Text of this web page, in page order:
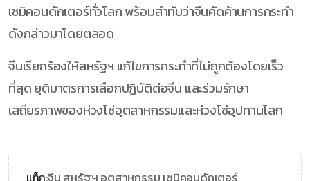
เซมิคอนดักเตอร์ทั่วโลก พร้อมสำทับว่าจีนคัดค้านการกระทำ
ดังกล่าวมาโดยตลอด
จีนเรียกร้องให้สหรัฐฯ แก้ไขการกระทำที่ไม่ถูกต้องโดยเร็ว
ที่สุด ยุติมาตรการเลือกปฏิบัติต่อจีน และร่วมรักษา
เสถียรภาพของห่วงโซ่อุตสาหกรรมและห่วงโซ่อุปทานโลก
แท็ก: